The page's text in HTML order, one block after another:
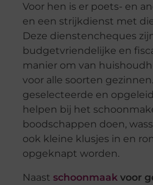
Voor hen is er poets- en
en een strijkdienst met
Deze dienstencheques
budgetvriendelijke en
manier om van
voor alle soorten
geselecteerde en
helpen bij het
boodschappen doen,
ook kleine klusjes in en
opgeknapt worden.
Naast schoonmaak voor